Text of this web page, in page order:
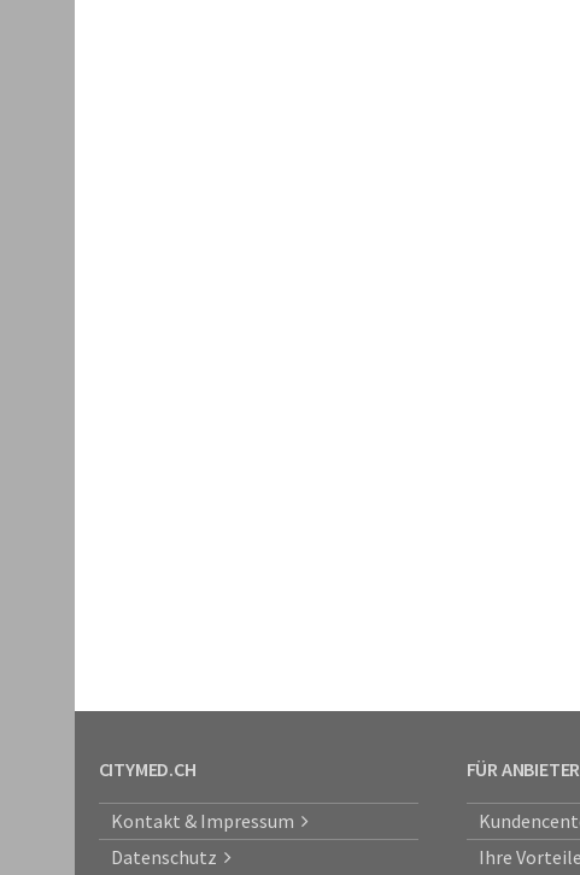
CITYMED.CH
Kontakt & Impressum
Datenschutz
FÜR ANBIETER
Ihre